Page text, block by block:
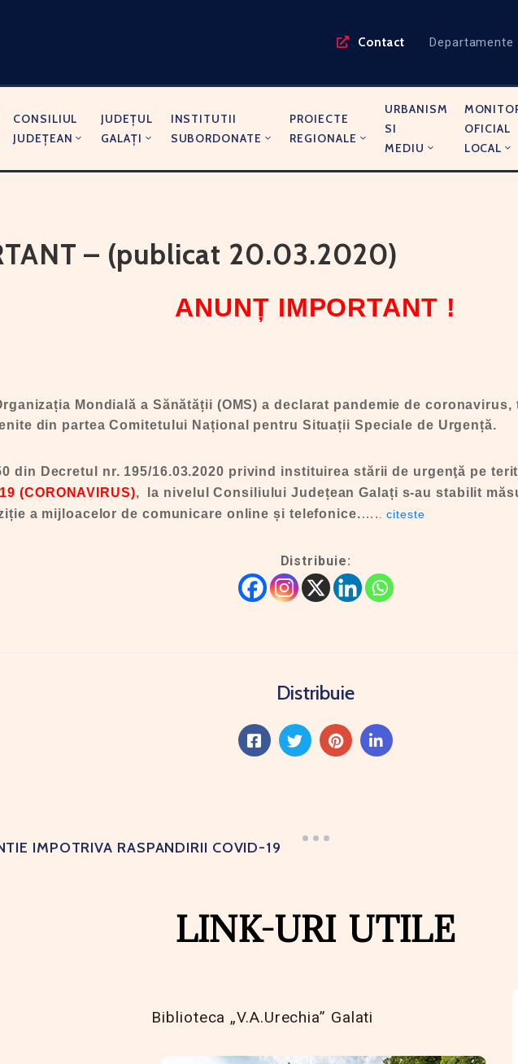
Contact Departamente
CONSILIUL
JUDEȚEAN
JUDEŢUL
GALAŢI
INSTITUTII
SUBORDONATE
PROIECTE
REGIONALE
URBANISM
SI
MEDIU
OFICIAL
LOCAL
– (publicat 20.03.2020)
ANUNȚ IMPORTANT !
Mondială a Sănătății (OMS) a declarat pandemie de
din partea Comitetului Național pentru Situații Speciale de Urgență.
din Decretul nr. 195/16.03.2020 privind instituirea stării de urgenţă pe
(CORONAVIRUS), la nivelul Consiliului Județean Galați s-au stabilit
a mijloacelor de comunicare online și telefonice.…..citeste
Distribuie:
Distribuie
IMPOTRIVA RASPANDIRII COVID-19
LINK-URI UTILE
Biblioteca „V.A.Urechia” Galati